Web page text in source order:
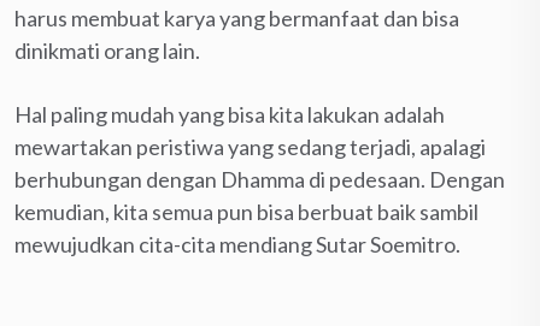
harus membuat karya yang bermanfaat dan bisa
dinikmati orang lain.
Hal paling mudah yang bisa kita lakukan adalah
mewartakan peristiwa yang sedang terjadi, apalagi
berhubungan dengan Dhamma di pedesaan. Dengan
kemudian, kita semua pun bisa berbuat baik sambil
mewujudkan cita-cita mendiang Sutar Soemitro.